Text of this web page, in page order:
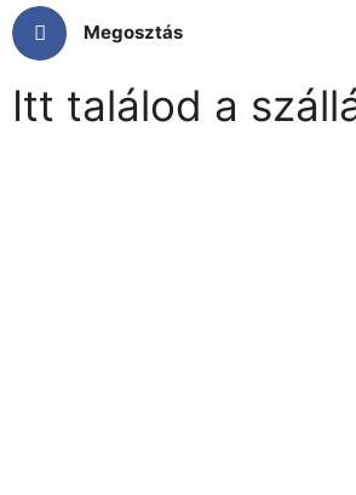
Megosztás
Itt találod a